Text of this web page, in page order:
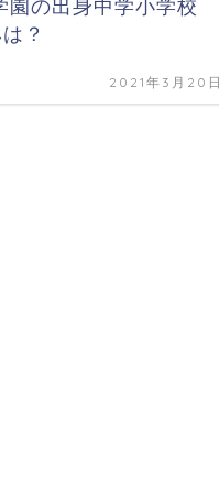
園の出身中学小学校
？
2021年3月20